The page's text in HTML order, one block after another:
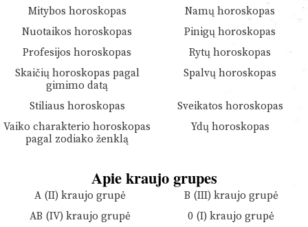
Mitybos horoskopas
Namų horoskopas
Nuotaikos horoskopas
Pinigų horoskopas
Profesijos horoskopas
Rytų horoskopas
Skaičių horoskopas pagal
gimimo datą
Spalvų horoskopas
Stiliaus horoskopas
Sveikatos horoskopas
Vaiko charakterio horoskopas
pagal zodiako ženklą
Ydų horoskopas
Apie kraujo grupes
A (II) kraujo grupė
B (III) kraujo grupė
AB (IV) kraujo grupė
0 (I) kraujo grupė